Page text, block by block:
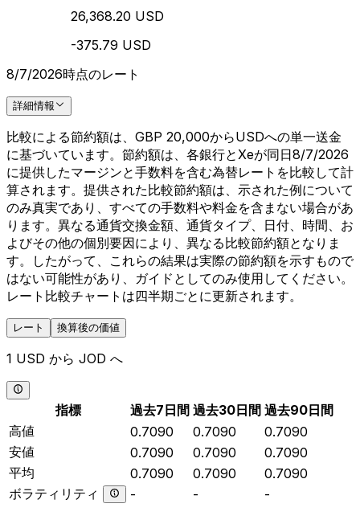
26,368.20 USD
-375.79 USD
8/7/2026時点のレート
詳細情報
比較による節約額は、GBP 20,000からUSDへの単一送金
に基づいています。節約額は、各銀行とXeが同日8/7/2026
に提供したマージンと手数料を含む為替レートを比較して計
算されます。提供された比較節約額は、示された例について
のみ真実であり、すべての手数料や料金を含まない場合があ
ります。異なる通貨交換金額、通貨タイプ、日付、時間、お
よびその他の個別要因により、異なる比較節約額となりま
す。したがって、これらの結果は実際の節約額を示すもので
はない可能性があり、ガイドとしてのみ使用してください。
レート比較チャートは四半期ごとに更新されます。
レート 換算後の価値
1 USD から JOD へ
指標 過去7日間 過去30日間 過去90日間
高値
0.7090 0.7090
0.7090
安値
0.7090 0.7090
0.7090
平均
0.7090 0.7090
0.7090
ボラティリティ
- - -